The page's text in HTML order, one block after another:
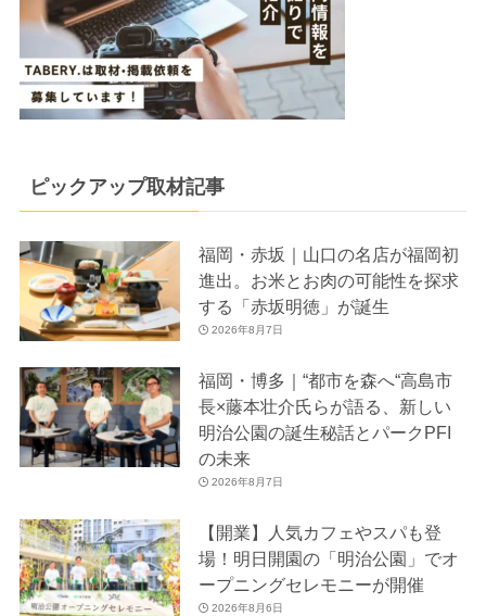
ピックアップ取材記事
福岡・赤坂｜山口の名店が福岡初
進出。お米とお肉の可能性を探求
する「赤坂明徳」が誕生
2026年8月7日
福岡・博多｜“都市を森へ“高島市
長×藤本壮介氏らが語る、新しい
明治公園の誕生秘話とパークPFI
の未来
2026年8月7日
【開業】人気カフェやスパも登
場！明日開園の「明治公園」でオ
ープニングセレモニーが開催
2026年8月6日